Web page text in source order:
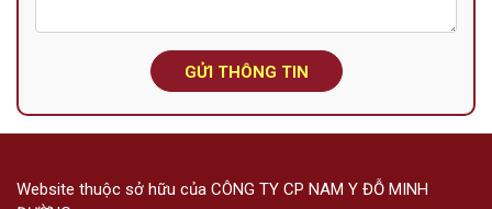
GỬI THÔNG TIN
Website thuộc sở hữu của CÔNG TY CP NAM Y ĐỖ MINH